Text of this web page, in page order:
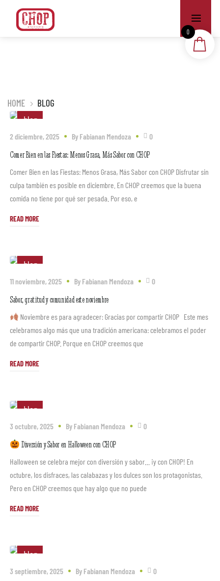
HOME BLOG
blog
2 diciembre, 2025 By Fabianan Mendoza 0
Comer Bien en las Fiestas: Menos Grasa, Más Sabor con CHOP
Comer Bien en las Fiestas: Menos Grasa, Más Sabor con CHOP Disfrutar sin
culpa también es posible en diciembre. En CHOP creemos que la buena
comida no tiene por qué ser pesada. Por eso, e
READ MORE
blog
11 noviembre, 2025 By Fabianan Mendoza 0
Sabor, gratitud y comunidad este noviembre
Noviembre es para agradecer: Gracias por compartir CHOP Este mes
celebramos algo más que una tradición americana: celebramos el poder
de compartir CHOP. Porque en CHOP creemos que
READ MORE
blog
3 octubre, 2025 By Fabianan Mendoza 0
Diversión y Sabor en Halloween con CHOP
Halloween se celebra mejor con diversión y sabor… ¡y con CHOP! En
octubre, los disfraces, las calabazas y los dulces son los protagonistas.
Pero en CHOP creemos que hay algo que no puede
READ MORE
blog
3 septiembre, 2025 By Fabianan Mendoza 0
0